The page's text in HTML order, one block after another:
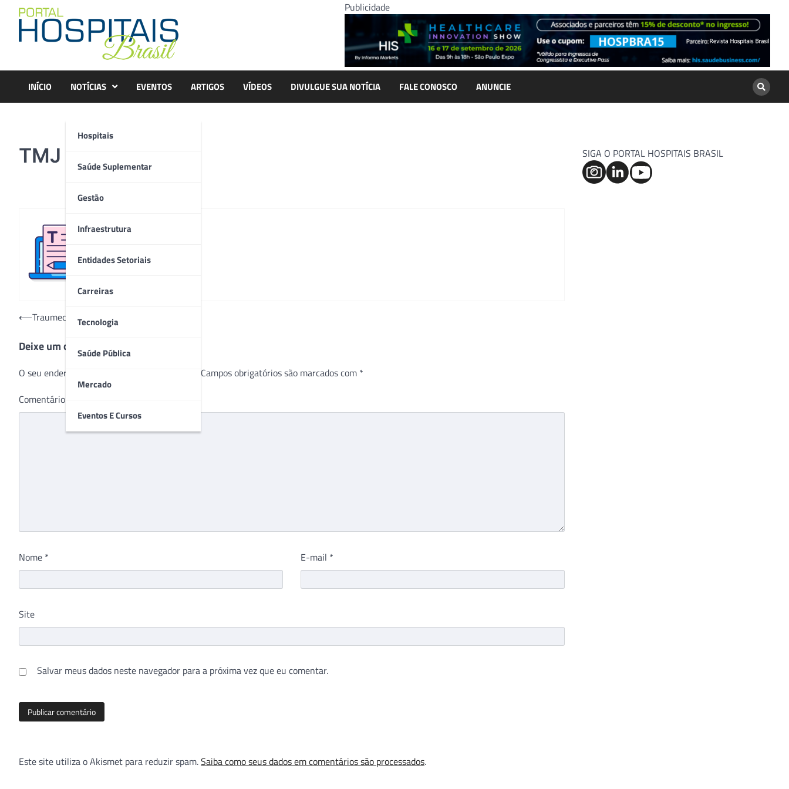
content
Publicidade
INÍCIO NOTÍCIAS
Hospitais
Saúde Suplementar
Gestão
Infraestrutura
Entidades Setoriais
Carreiras
Tecnologia
Saúde Pública
Mercado
Eventos E Cursos
EVENTOS ARTIGOS VÍDEOS DIVULGUE SUA NOTÍCIA FALE CONOSCO ANUNCIE
TMJ
Navegação
Post
⟵Traumec: Soluções inovadoras para a vida
Deixe um comentário
O seu endereço de e-mail não será publicado. Campos obrigatórios são marcados com *
Comentário
Nome * E-mail *
Site
Salvar meus dados neste navegador para a próxima vez que eu comentar.
Este site utiliza o Akismet para reduzir spam.Saiba como seus dados em comentários são processados.
SIGA O PORTAL HOSPITAIS BRASIL